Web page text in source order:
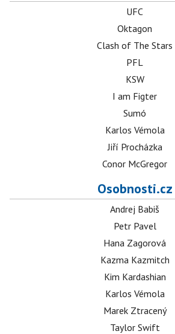
UFC
Oktagon
Clash of The Stars
PFL
KSW
I am Figter
Sumó
Karlos Vémola
Jiří Procházka
Conor McGregor
Osobnosti.cz
Andrej Babiš
Petr Pavel
Hana Zagorová
Kazma Kazmitch
Kim Kardashian
Karlos Vémola
Marek Ztracený
Taylor Swift